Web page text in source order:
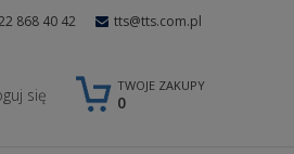
868 40 42 tts@tts.com.pl
TWOJE ZAKUPY
0
się